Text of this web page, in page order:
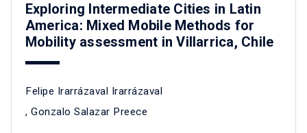
Exploring Intermediate Cities in Latin
America: Mixed Mobile Methods for
Mobility assessment in Villarrica, Chile
Felipe Irarrázaval Irarrázaval
, Gonzalo Salazar Preece